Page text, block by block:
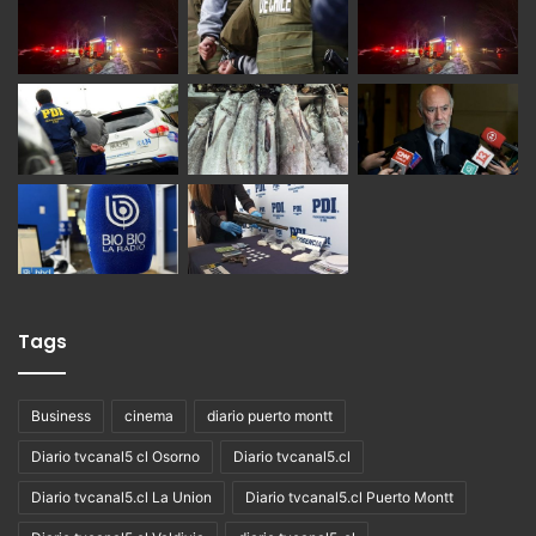
Tags
Business cinema diario puerto montt
Diario tvcanal5 cl Osorno Diario tvcanal5.cl
Diario tvcanal5.cl La Union Diario tvcanal5.cl Puerto Montt